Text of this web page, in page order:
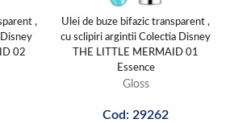
,
02
Ulei de buze bifazic transparent ,
cu sclipiri argintii Colectia Disney
THE LITTLE MERMAID 01
Essence
Gloss
Cod: 29262